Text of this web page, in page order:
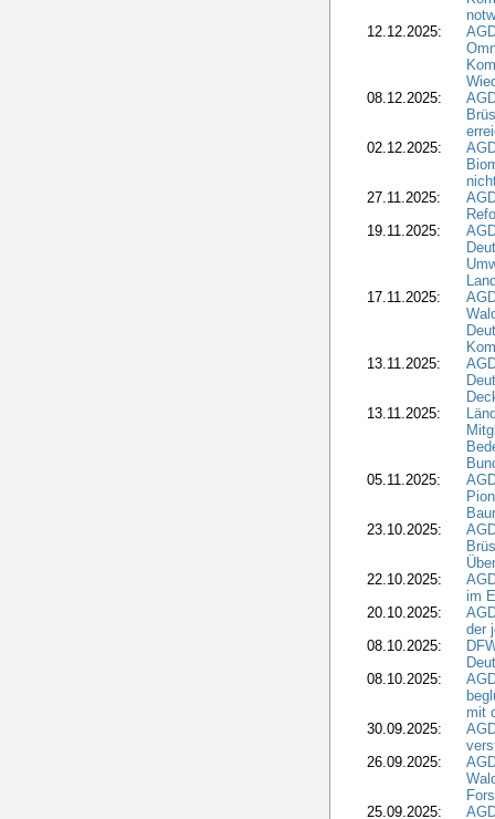
12.12.2025:
08.12.2025:
02.12.2025:
27.11.2025:
19.11.2025:
17.11.2025:
13.11.2025:
13.11.2025:
05.11.2025:
23.10.2025:
22.10.2025:
im
20.10.2025:
der
08.10.2025:
08.10.2025:
mit
30.09.2025:
26.09.2025:
25.09.2025: